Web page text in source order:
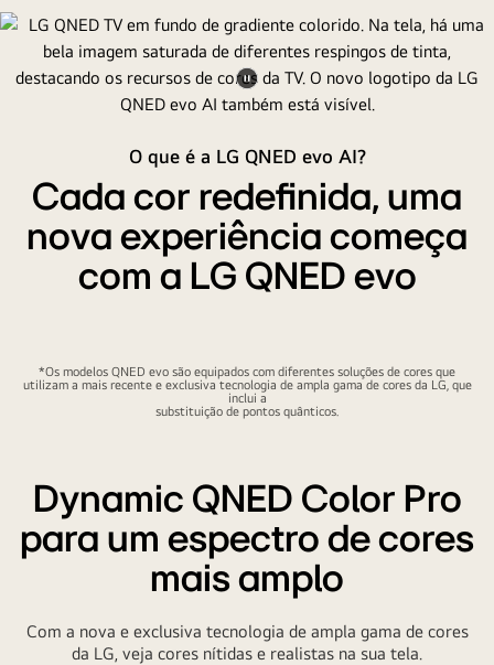
Pausar
O que é a LG QNED evo AI?
Cada cor redefinida, uma
nova experiência começa
com a LG QNED evo
*Os modelos QNED evo são equipados com diferentes soluções de cores que
utilizam a mais recente e exclusiva tecnologia de ampla gama de cores da LG, que
inclui a
substituição de pontos quânticos.
Dynamic QNED Color Pro
para um espectro de cores
mais amplo
Com a nova e exclusiva tecnologia de ampla gama de cores
da LG, veja cores nítidas e realistas na sua tela.